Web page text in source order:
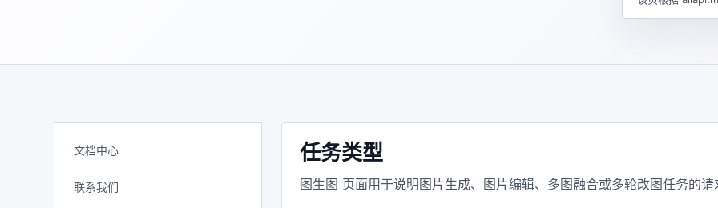
文档中心
联系我们
任务类型
图生图 页面用于说明图片生成、图片编辑、多图融合或多轮改图任务的请